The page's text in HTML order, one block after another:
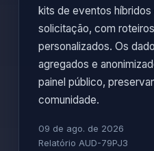
kits de eventos híbridos
solicitação, com
personalizados. Os
agregados e
painel público,
comunidade.
09 de ago. de 2026
Relatório AUD-79PJ3